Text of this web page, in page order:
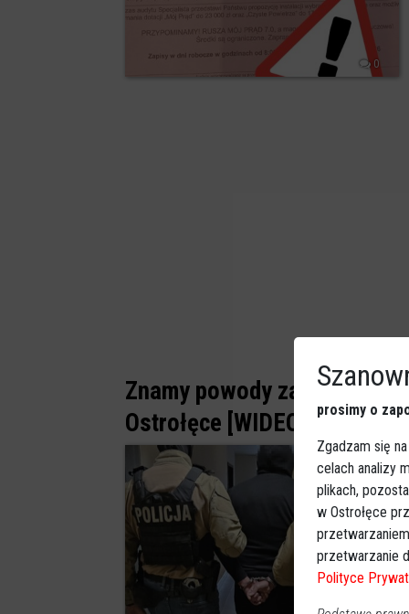
0
Znamy powody
Ostrołęce [WIDEO]
prosimy o
Zgadzam się
celach analizy
plikach,
w Ostrołęce
przetwarzanie
Polityce